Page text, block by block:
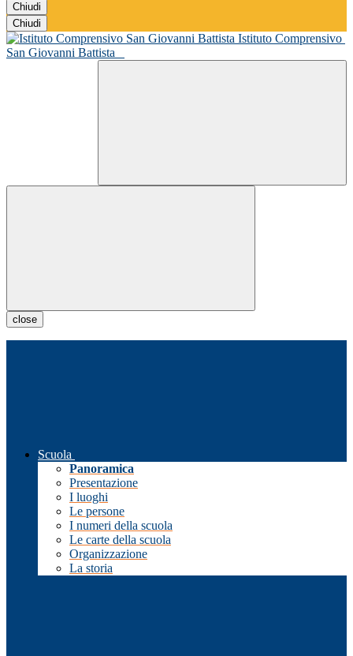
Chiudi
Chiudi
Istituto Comprensivo
San Giovanni Battista
close
Scuola
Panoramica
Presentazione
I luoghi
Le persone
I numeri della scuola
Le carte della scuola
Organizzazione
La storia